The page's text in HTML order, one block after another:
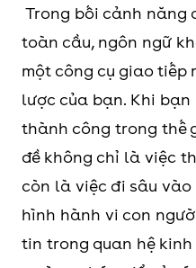
Trong bối cảnh năng
toàn cầu, ngôn ngữ
một công cụ giao tiếp
lược của bạn. Khi
thành công trong thế
đề không chỉ là việc
còn là việc đi sâu
hình hành vi con
tin trong quan hệ